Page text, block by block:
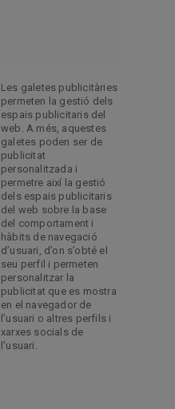
Les galetes publicitàries
permeten la gestió dels
espais publicitaris del
web. A més, aquestes
galetes poden ser de
publicitat
personalitzada i
permetre així la gestió
dels espais publicitaris
del web sobre la base
del comportament i
hàbits de navegació
d’usuari, d’on s’obté el
seu perfil i permeten
personalitzar la
publicitat que es mostra
en el navegador de
l’usuari o altres perfils i
xarxes socials de
l’usuari.